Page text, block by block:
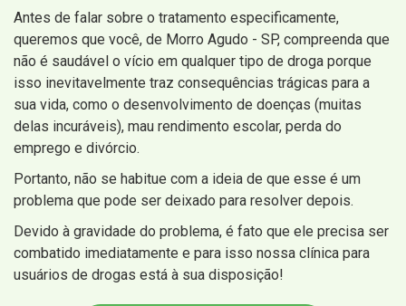
Antes de falar sobre o tratamento especificamente,
queremos que você, de Morro Agudo - SP, compreenda que
não é saudável o vício em qualquer tipo de droga porque
isso inevitavelmente traz consequências trágicas para a
sua vida, como o desenvolvimento de doenças (muitas
delas incuráveis), mau rendimento escolar, perda do
emprego e divórcio.
Portanto, não se habitue com a ideia de que esse é um
problema que pode ser deixado para resolver depois.
Devido à gravidade do problema, é fato que ele precisa ser
combatido imediatamente e para isso nossa clínica para
usuários de drogas está à sua disposição!